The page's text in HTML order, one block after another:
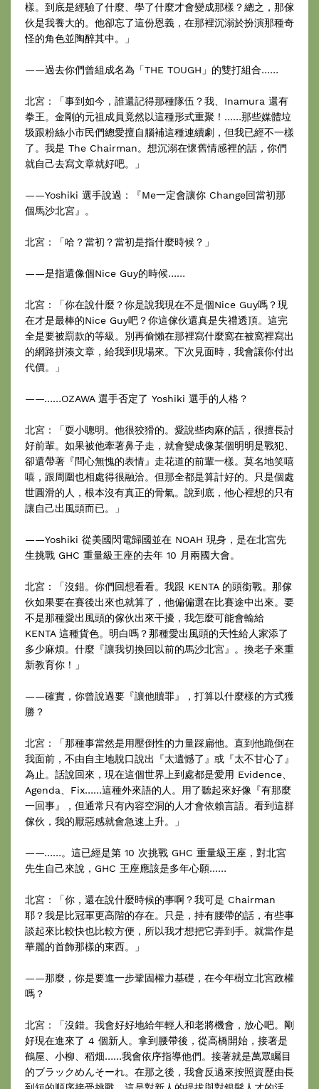
樣。到底是經驗了什麼、學了什麼才會變成那樣？總之，那傢
伙是我養大的。他卻忘了這份恩義，在那裡沉溺於扮演那種奇
怪的角色並陶醉其中。」
——過去你們曾組成名為「THE TOUGH」的雙打組合……
北宮：「事到如今，誰還記得那種隊伍？我、Inamura 還有
拳王。金剛的元祖成員竟然以這種形式重聚！……那些媒體垃
圾跟粉絲小市民們總愛擅自腦補這種連續劇，但我已經不一樣
了。我是 The Chairman。想沉溺在懷舊情感裡的話，你們
就自己去寫文章就好吧。」
——Yoshiki 選手說過：『Me一定會讓你 Change回當初那
個馬沙北宮』。
北宮：「哈？當初？當初是指什麼時候？」
——是指還像個Nice Guy的時候……
北宮：「你在說什麼？你是說我現在不是個Nice Guy嗎？現
在才是最棒的Nice Guy吧？你這傢伙還真是失禮透頂。這完
全是要被罰款的等級。別再偷懶在那裡寫什麼窩在被窩裡寫出
的網路拼湊文章，給我到現場來。下次見面時，我會讓你付出
代價。」
——……OZAWA 選手否定了 Yoshiki 選手的人格？
北宮：「耍小聰明。他很狡猾的。愛說些肉麻的話，很擅長討
好前輩。如果被他牽著鼻子走，就會變成像某個明明是戰犯、
卻還帶著『問心無愧的表情』走花道的前輩一樣。莫名地笑嘻
嘻，跟周圍也相處得很融洽。但那全都是算計好的。只是個處
世圓滑的人，根本沒有真正的骨氣。說到底，他心裡想的只有
讓自己出風頭而已。」
——Yoshiki 從美國閃電歸國並在 NOAH 現身，是在北宮先
生挑戰 GHC 重量級王座的去年 10 月兩國大會。
北宮：「沒錯。你們回想看看。我跟 KENTA 的頭銜戰。那傢
伙如果要在賽後出來也就算了，他偏偏選在比賽途中出來。要
不是那種愛出風頭的傢伙出來干擾，我怎麼可能會輸給
KENTA 這種貨色。明白嗎？那種愛出風頭的天性給人家添了
多少麻煩。什麼『讓我切換回以前的馬沙北宮』。換老子來重
新教育你！」
——確實，你曾說過要『讓他贖罪』，打算以什麼樣的方式獲
勝？
北宮：「那種事當然是用壓倒性的力量踩扁他。直到他跪倒在
我面前，不由自主地脫口說出『太遺憾了』或『太不甘心了』
為止。話說回來，現在這個世界上到處都是愛用 Evidence、
Agenda、Fix……這種外來語的人。用了聽起來好像『有那麼
一回事』，但通常只有內容空洞的人才會依賴言語。看到這群
傢伙，我的厭惡感就會急速上升。」
——……。這已經是第 10 次挑戰 GHC 重量級王座，對北宮
先生自己來說，GHC 王座應該是多年心願……
北宮：「你，還在說什麼時候的事啊？我可是 Chairman
耶？我是比冠軍更高階的存在。只是，持有腰帶的話，有些事
談起來比較快也比較方便，所以我才想把它弄到手。就當作是
華麗的首飾那樣的東西。」
——那麼，你是要進一步鞏固權力基礎，在今年樹立北宮政權
嗎？
北宮：「沒錯。我會好好地給年輕人和老將機會，放心吧。剛
好現在進來了 4 個新人。拿到腰帶後，從高橋開始，接著是
鶴屋、小柳、稻畑……我會依序指導他們。接著就是萬眾矚目
的ブラックめんそーれ。在那之後，我會反過來按照資歷由長